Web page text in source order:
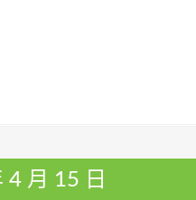
4 月 15 日